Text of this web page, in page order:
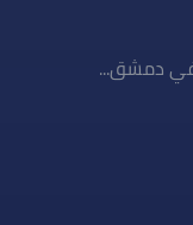
في دمشق...